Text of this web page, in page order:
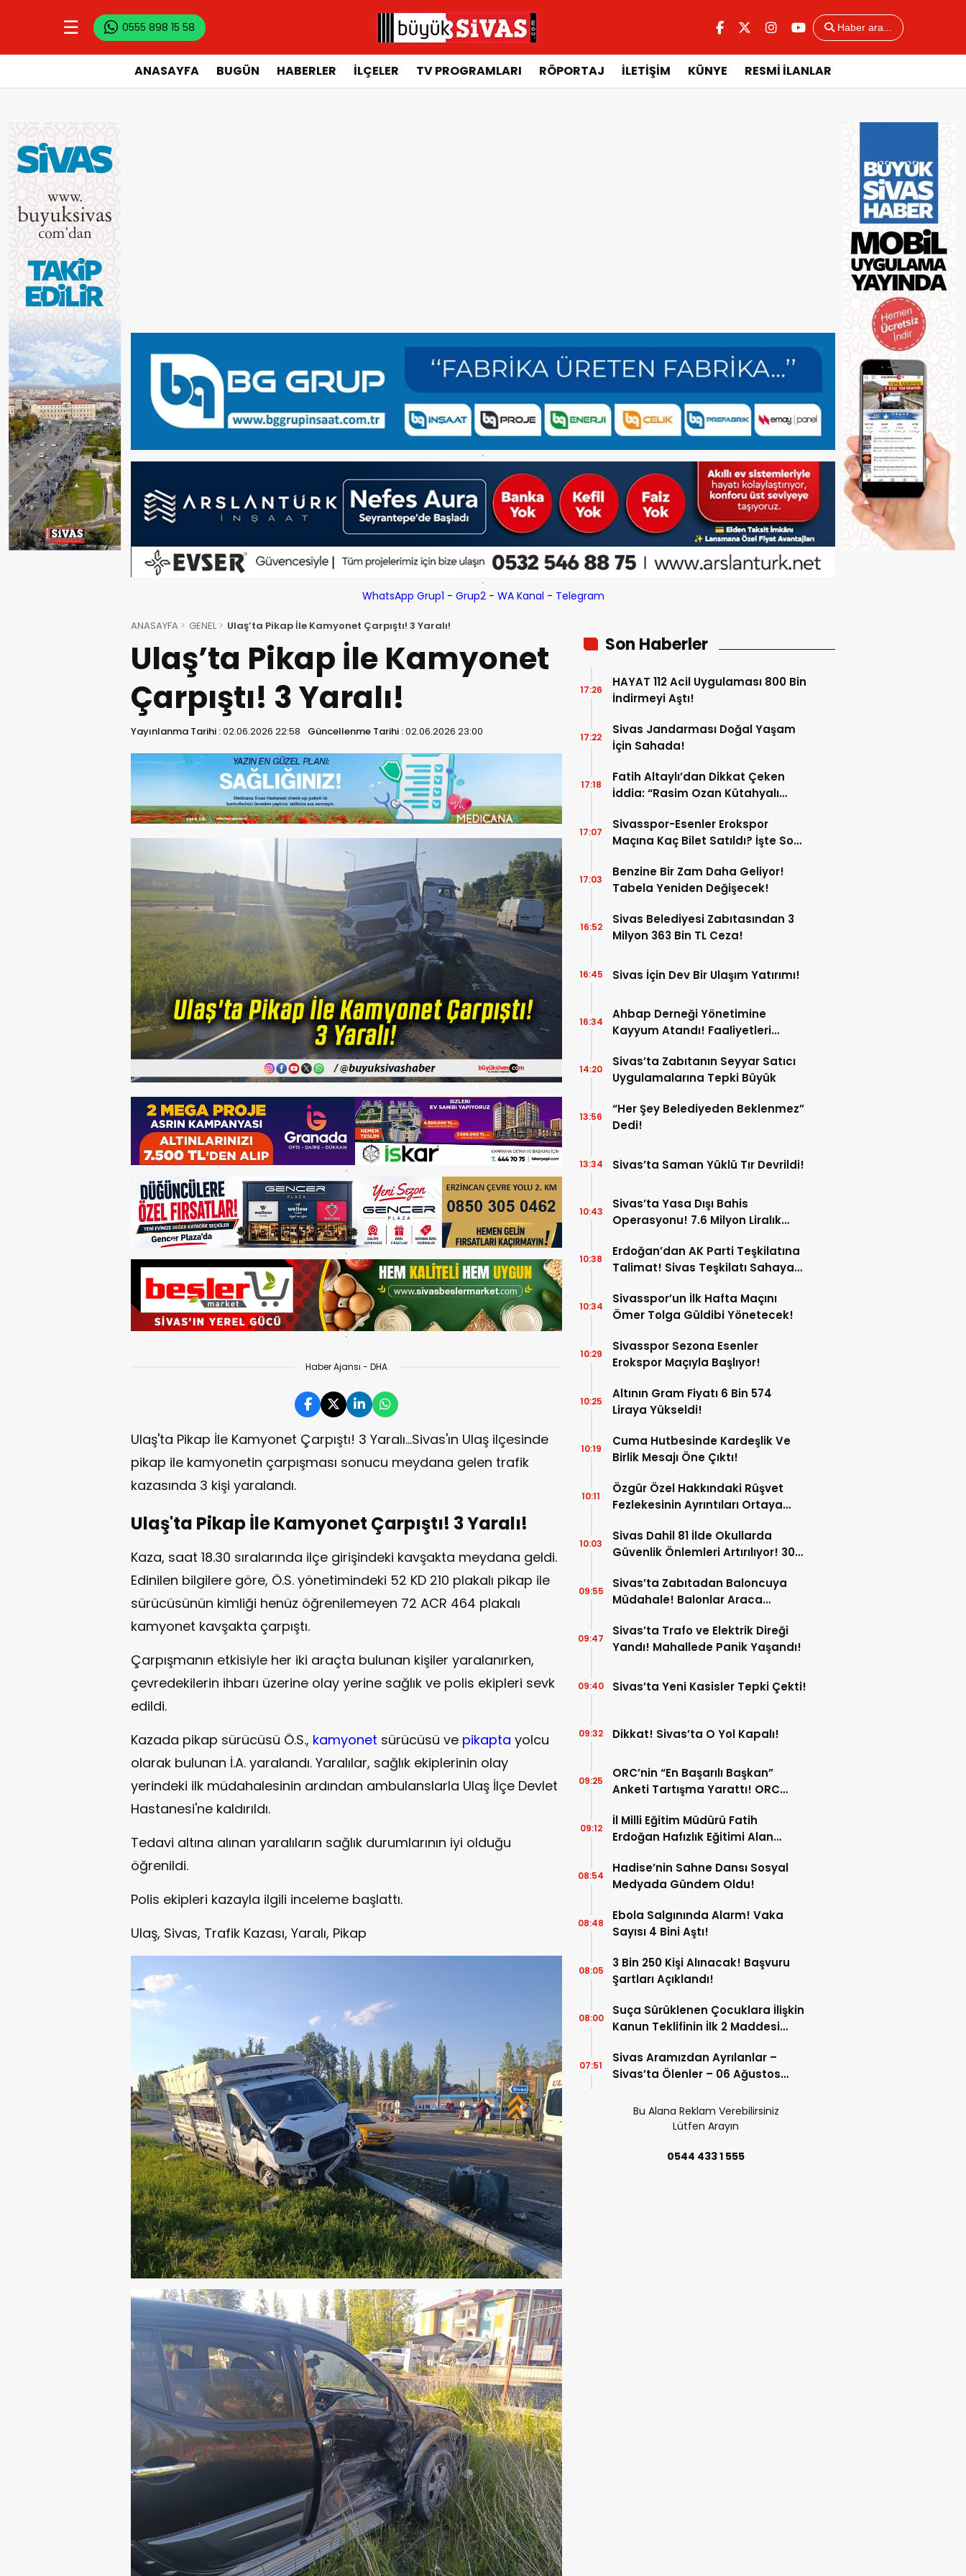
☰ 0555 898 15 58 Haber ara...
ANASAYFA BUGÜN HABERLER İLÇELER TV PROGRAMLARI RÖPORTAJ İLETİŞİM KÜNYE RESMİ İLANLAR
WhatsApp Grup1 - Grup2- WA Kanal - Telegram
ANASAYFA GENEL Ulaş’ta Pikap İle Kamyonet Çarpıştı! 3 Yaralı!
Ulaş’ta Pikap İle Kamyonet
Çarpıştı! 3 Yaralı!
Yayınlanma Tarihi :02.06.2026 22:58 Güncellenme Tarihi :02.06.2026 23:00
Haber Ajansı - DHA
Ulaş'ta Pikap İle Kamyonet Çarpıştı! 3 Yaralı...Sivas'ın Ulaş ilçesinde
pikap ile kamyonetin çarpışması sonucu meydana gelen trafik
kazasında 3 kişi yaralandı.
Ulaş'ta Pikap İle Kamyonet Çarpıştı! 3 Yaralı!
Kaza, saat 18.30 sıralarında ilçe girişindeki kavşakta meydana geldi.
Edinilen bilgilere göre, Ö.S. yönetimindeki 52 KD 210 plakalı pikap ile
sürücüsünün kimliği henüz öğrenilemeyen 72 ACR 464 plakalı
kamyonet kavşakta çarpıştı.
Çarpışmanın etkisiyle her iki araçta bulunan kişiler yaralanırken,
çevredekilerin ihbarı üzerine olay yerine sağlık ve polis ekipleri sevk
edildi.
Kazada pikap sürücüsü Ö.S., kamyonet sürücüsü ve pikapta yolcu
olarak bulunan İ.A. yaralandı. Yaralılar, sağlık ekiplerinin olay
yerindeki ilk müdahalesinin ardından ambulanslarla Ulaş İlçe Devlet
Hastanesi'ne kaldırıldı.
Tedavi altına alınan yaralıların sağlık durumlarının iyi olduğu
öğrenildi.
Polis ekipleri kazayla ilgili inceleme başlattı.
Ulaş, Sivas, Trafik Kazası, Yaralı, Pikap
Son Haberler
HAYAT 112 Acil Uygulaması 800 Bin
İndirmeyi Aştı!
17:26
Sivas Jandarması Doğal Yaşam
İçin Sahada!
17:22
Fatih Altaylı’dan Dikkat Çeken
İddia: “Rasim Ozan Kütahyalı
17:18
Sivasspor-Esenler Erokspor
Maçına Kaç Bilet Satıldı? İşte Son
17:07
Benzine Bir Zam Daha Geliyor!
Tabela Yeniden Değişecek!
17:03
Sivas Belediyesi Zabıtasından 3
Milyon 363 Bin TL Ceza!
16:52
Sivas İçin Dev Bir Ulaşım Yatırımı!
16:45
Ahbap Derneği Yönetimine
Kayyum Atandı! Faaliyetleri
16:34
Sivas’ta Zabıtanın Seyyar Satıcı
Uygulamalarına Tepki Büyük
14:20
“Her Şey Belediyeden Beklenmez”
Dedi!
13:56
Sivas’ta Saman Yüklü Tır Devrildi!
13:34
Sivas’ta Yasa Dışı Bahis
Operasyonu! 7.6 Milyon Liralık
10:43
Erdoğan’dan AK Parti Teşkilatına
Talimat! Sivas Teşkilatı Sahaya
10:38
Sivasspor’un İlk Hafta Maçını
Ömer Tolga Güldibi Yönetecek!
10:34
Sivasspor Sezona Esenler
Erokspor Maçıyla Başlıyor!
10:29
Altının Gram Fiyatı 6 Bin 574
Liraya Yükseldi!
10:25
Cuma Hutbesinde Kardeşlik Ve
Birlik Mesajı Öne Çıktı!
10:19
Özgür Özel Hakkındaki Rüşvet
Fezlekesinin Ayrıntıları Ortaya
10:11
Sivas Dahil 81 İlde Okullarda
Güvenlik Önlemleri Artırılıyor! 30
10:03
Sivas’ta Zabıtadan Baloncuya
Müdahale! Balonlar Araca
09:55
Sivas’ta Trafo ve Elektrik Direği
Yandı! Mahallede Panik Yaşandı!
09:47
Sivas’ta Yeni Kasisler Tepki Çekti!
09:40
Dikkat! Sivas’ta O Yol Kapalı!
09:32
ORC’nin “En Başarılı Başkan”
Anketi Tartışma Yarattı! ORC
09:25
İl Milli Eğitim Müdürü Fatih
Erdoğan Hafızlık Eğitimi Alan
09:12
Hadise’nin Sahne Dansı Sosyal
Medyada Gündem Oldu!
08:54
Ebola Salgınında Alarm! Vaka
Sayısı 4 Bini Aştı!
08:48
3 Bin 250 Kişi Alınacak! Başvuru
Şartları Açıklandı!
08:05
Suça Sürüklenen Çocuklara İlişkin
Kanun Teklifinin İlk 2 Maddesi
08:00
Sivas Aramızdan Ayrılanlar –
Sivas’ta Ölenler – 06 Ağustos
07:51
Bu Alana Reklam Verebilirsiniz
Lütfen Arayın
0544 433 1 555